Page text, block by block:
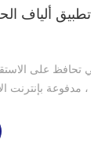
تطبيق ألياف
تحافظ على
، مدفوعة بإنترنت